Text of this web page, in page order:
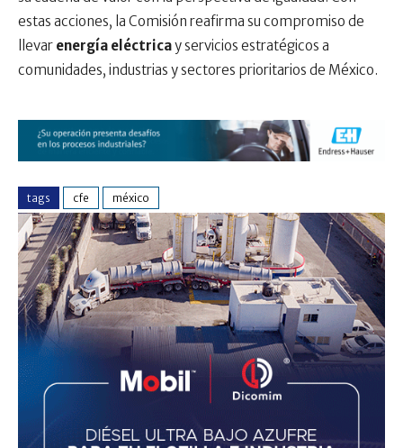
estas acciones, la Comisión reafirma su compromiso de
llevar energía eléctricay servicios estratégicos a
comunidades, industrias y sectores prioritarios de México.
tags cfe méxico